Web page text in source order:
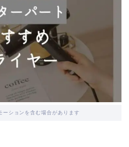
ーションを含む場合があります